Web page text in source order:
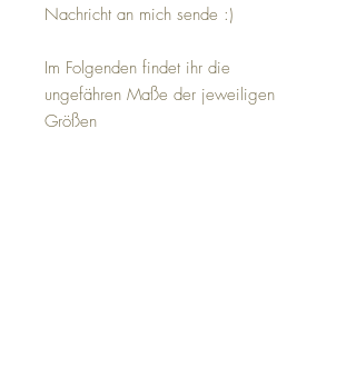
Nachricht an mich sende :)
Im Folgenden findet ihr die
ungefähren Maße der jeweiligen
Größen